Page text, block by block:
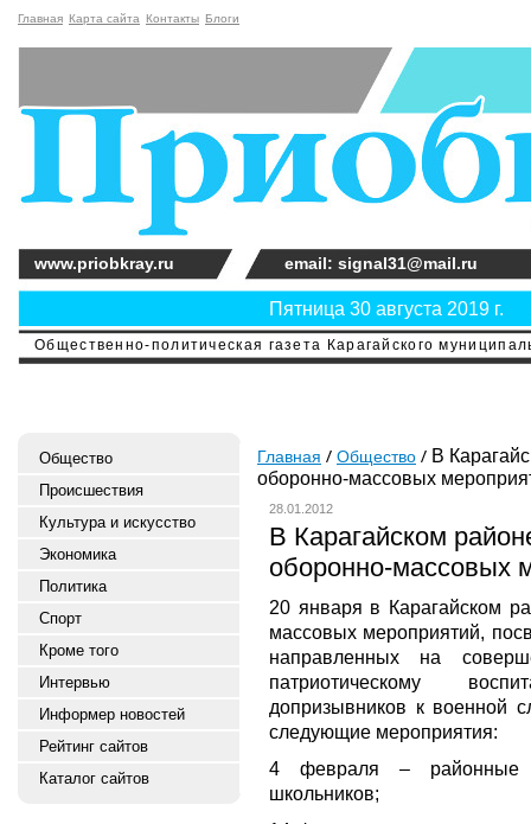
Главная Карта сайта Контакты Блоги
Общественно-политическая газета Карагайского
Пятница 30 августа 2019 г.
www.priobkray.ru email: signal31@mail.ru
Общество
Происшествия
Культура и искусство
Экономика
Политика
Спорт
Кроме того
Интервью
Информер новостей
Рейтинг сайтов
Каталог сайтов
Главная Общество
В
оборонно-массовых
28.01.2012
В Карагайском
оборонно-массовых
20 января в Карагайском
массовых мероприятий,
направленных на
патриотическому
допризывников к военной
следующие мероприятия:
4 февраля – районные
школьников;